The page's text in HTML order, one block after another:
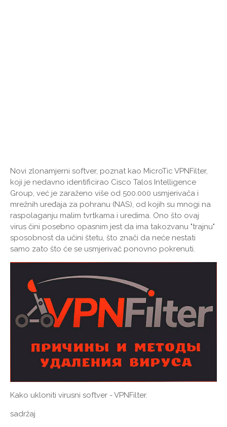
Novi zlonamjerni softver, poznat kao MicroTic VPNFilter,
koji je nedavno identificirao Cisco Talos Intelligence
Group, već je zaraženo više od 500.000 usmjerivača i
mrežnih uređaja za pohranu (NAS), od kojih su mnogi na
raspolaganju malim tvrtkama i uredima. Ono što ovaj
virus čini posebno opasnim jest da ima takozvanu "trajnu"
sposobnost da učini štetu, što znači da neće nestati
samo zato što će se usmjerivač ponovno pokrenuti.
Kako ukloniti virusni softver - VPNFilter.
sadržaj